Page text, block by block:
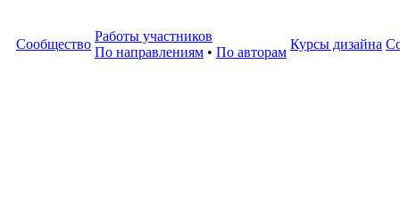
Сообщество
Работы участников
По направлениям • По авторам
Курсы дизайна